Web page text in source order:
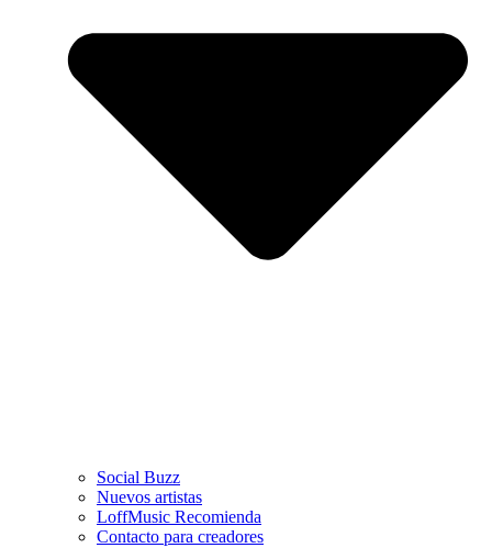
Social Buzz
Nuevos artistas
LoffMusic Recomienda
Contacto para creadores